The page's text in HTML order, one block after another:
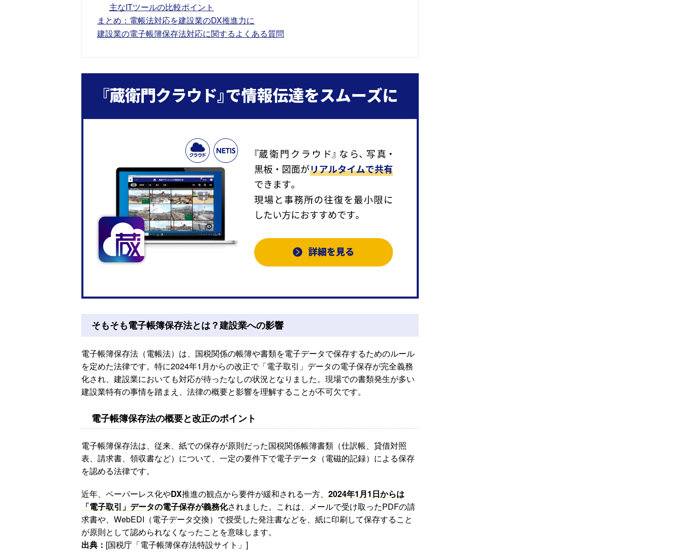
主なITツールの比較ポイント
まとめ：電帳法対応を建設業のDX推進力に
建設業の電子帳簿保存法対応に関するよくある質問
そもそも電子帳簿保存法とは？建設業への影響
電子帳簿保存法（電帳法）は、国税関係の帳簿や書類を電子データで保存するためのルール
を定めた法律です。特に2024年1月からの改正で「電子取引」データの電子保存が完全義務
化され、建設業においても対応が待ったなしの状況となりました。現場での書類発生が多い
建設業特有の事情を踏まえ、法律の概要と影響を理解することが不可欠です。
電子帳簿保存法の概要と改正のポイント
電子帳簿保存法は、従来、紙での保存が原則だった国税関係帳簿書類（仕訳帳、貸借対照
表、請求書、領収書など）について、一定の要件下で電子データ（電磁的記録）による保存
を認める法律です。
近年、ペーパーレス化やDX推進の観点から要件が緩和される一方、 2024年1月1日からは
「電子取引」データの電子保存が義務化されました。これは、メールで受け取ったPDFの請
求書や、WebEDI（電子データ交換）で授受した発注書などを、紙に印刷して保存すること
が原則として認められなくなったことを意味します。
出典： [国税庁「電子帳簿保存法特設サイト」]